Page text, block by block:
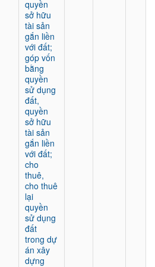
quyền
sở hữu
tài sản
gắn liền
với đất;
góp vốn
bằng
quyền
sử dụng
đất,
quyền
sở hữu
tài sản
gắn liền
với đất;
cho
thuê,
cho thuê
lại
quyền
sử dụng
đất
trong dự
án xây
dựng